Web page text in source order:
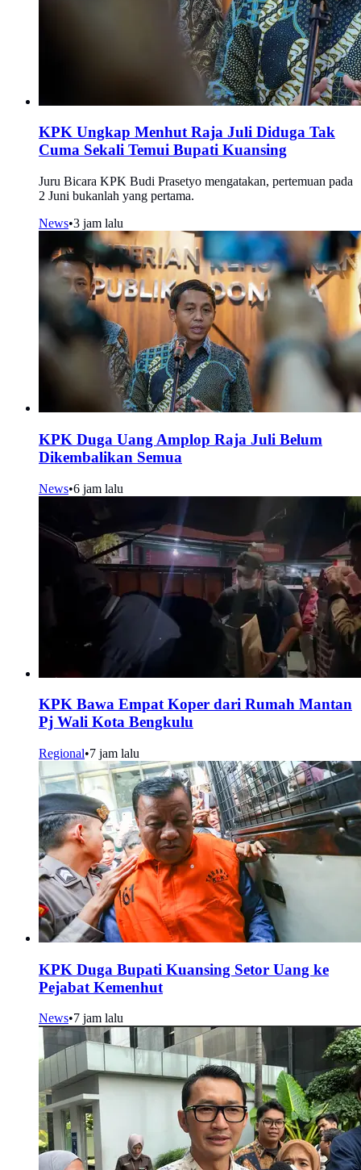
KPK Ungkap Menhut Raja Juli Diduga Tak
Cuma Sekali Temui Bupati Kuansing
Juru Bicara KPK Budi Prasetyo mengatakan, pertemuan pada
2 Juni bukanlah yang pertama.
News•3 jam lalu
KPK Duga Uang Amplop Raja Juli Belum
Dikembalikan Semua
News•6 jam lalu
KPK Bawa Empat Koper dari Rumah Mantan
Pj Wali Kota Bengkulu
Regional•7 jam lalu
KPK Duga Bupati Kuansing Setor Uang ke
Pejabat Kemenhut
News•7 jam lalu